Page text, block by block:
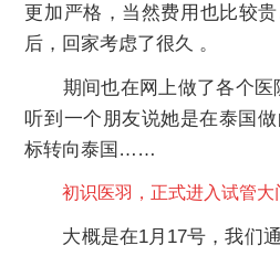
更加严格，当然费用也比较
后，回家考虑了很久 。
期间也在网上做了各个医
听到一个朋友说她是在泰国
标转向泰国……
初识医羽，正式进入试管大
大概是在1月17号，我们通